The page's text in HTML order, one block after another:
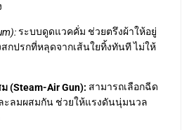
ระบบดูดแวคคั่ม ช่วยตรึงผ้าให้อยู่
กปรกที่หลุดจากเส้นใยทิ้งทันที ไม่ให้
(Steam-Air Gun): สามารถเลือกฉีด
ะลมผสมกัน ช่วยให้แรงดันนุ่มนวล